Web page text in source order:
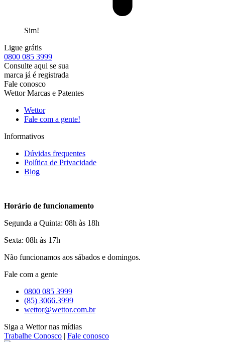
Sim!
Ligue grátis
0800 085 3999
Consulte aqui se sua
marca já é registrada
Fale conosco
Wettor Marcas e Patentes
Wettor
Fale com a gente!
Informativos
Dúvidas frequentes
Política de Privacidade
Blog
Horário de funcionamento
Segunda a Quinta: 08h às 18h
Sexta: 08h às 17h
Não funcionamos aos sábados e domingos.
Fale com a gente
0800 085 3999
(85) 3066.3999
wettor@wettor.com.br
Siga a Wettor nas mídias
Trabalhe Conosco | Fale conosco